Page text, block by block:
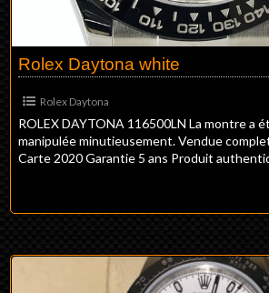
Rolex Daytona white
Rolex Daytona
ROLEX DAYTONA 116500LN La montre a
manipulée minutieusement. Vendue
Carte 2020 Garantie 5 ans Produit